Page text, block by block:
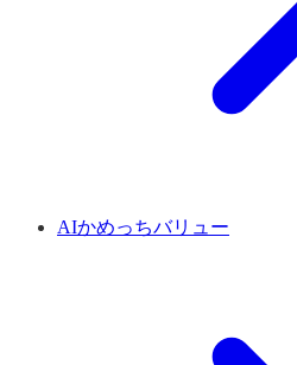
AIかめっちバリュー